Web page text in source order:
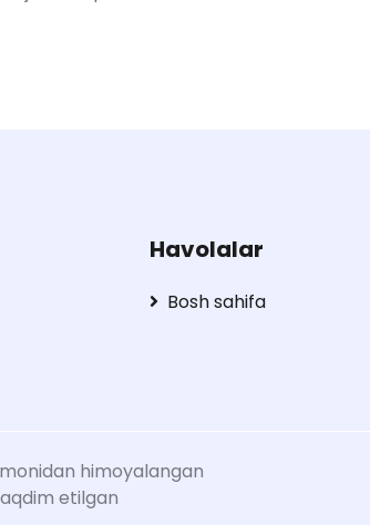
Havolalar
Bosh sahifa
himoyalangan
etilgan